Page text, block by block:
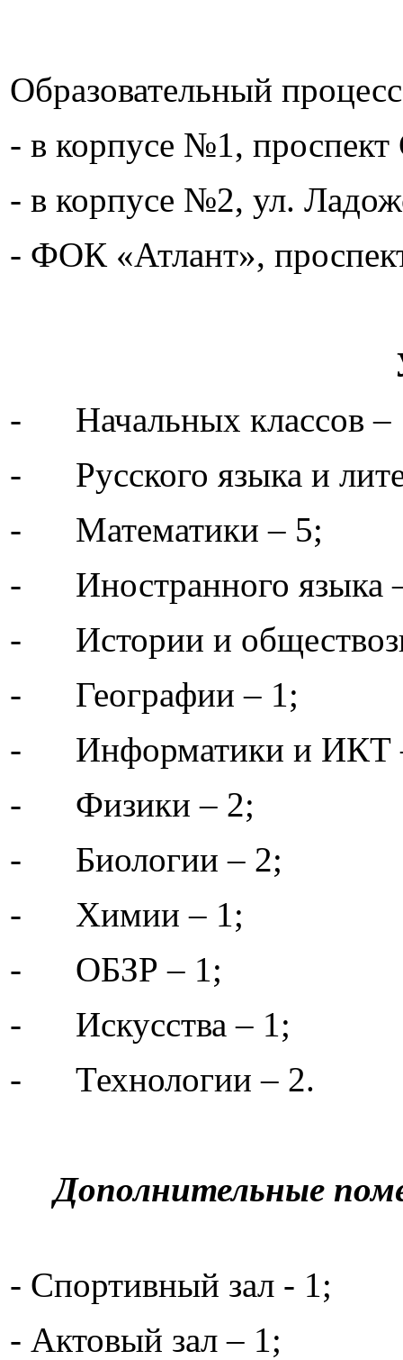
Образовательный
- в корпусе №1, проспект
- в корпусе №2, ул.
- ФОК «Атлант»,
- Начальных классов –
- Русского языка и
- Математики – 5;
- Иностранного языка
- Истории и
- Географии – 1;
- Информатики и ИКТ
- Физики – 2;
- Биологии – 2;
- Химии – 1;
- ОБЗР – 1;
- Искусства – 1;
- Технологии – 2.
Дополнительные
- Спортивный зал - 1;
- Актовый зал – 1;